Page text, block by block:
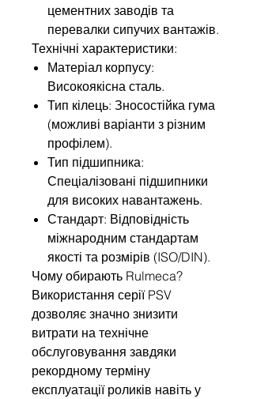
цементних заводів та
перевалки сипучих вантажів.
Технічні характеристики:
Матеріал корпусу:
Високоякісна сталь.
Тип кілець: Зносостійка гума
(можливі варіанти з різним
профілем).
Тип підшипника:
Спеціалізовані підшипники
для високих навантажень.
Стандарт: Відповідність
міжнародним стандартам
якості та розмірів (ISO/DIN).
Чому обирають Rulmeca?
Використання серії PSV
дозволяє значно знизити
витрати на технічне
обслуговування завдяки
рекордному терміну
експлуатації роликів навіть у